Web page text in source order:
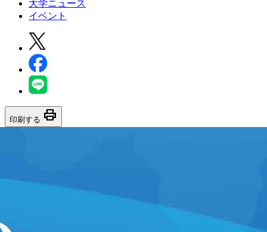
大学ニュース
イベント
印刷する print